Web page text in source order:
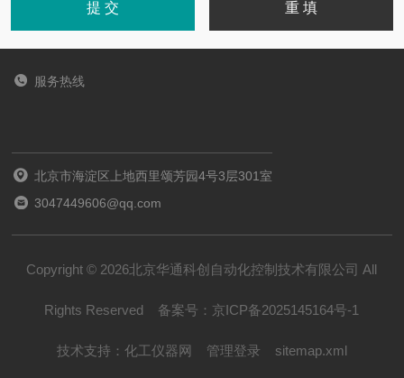
服务热线
北京市海淀区上地西里颂芳园4号3层301室
3047449606@qq.com
Copyright © 2026北京华通科创自动化控制技术有限公司 All
Rights Reserved 备案号： 京ICP备2025145164号-1
技术支持： 化工仪器网 管理登录 sitemap.xml